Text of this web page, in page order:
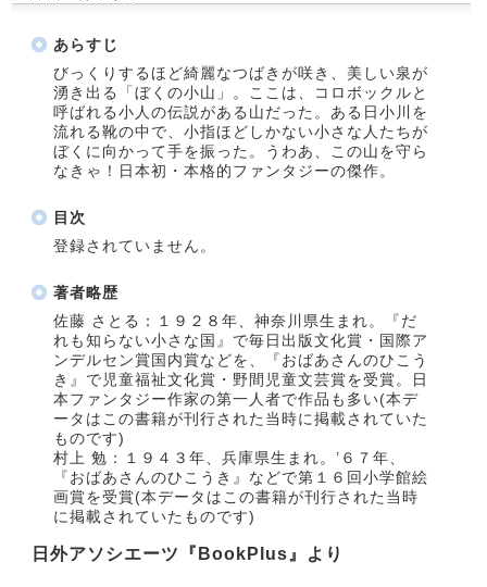
あらすじ
びっくりするほど綺麗なつばきが咲き、美しい泉が
湧き出る「ぼくの小山」。ここは、コロボックルと
呼ばれる小人の伝説がある山だった。ある日小川を
流れる靴の中で、小指ほどしかない小さな人たちが
ぼくに向かって手を振った。うわあ、この山を守ら
なきゃ！日本初・本格的ファンタジーの傑作。
目次
登録されていません。
著者略歴
佐藤 さとる：１９２８年、神奈川県生まれ。『だ
れも知らない小さな国』で毎日出版文化賞・国際ア
ンデルセン賞国内賞などを、『おばあさんのひこう
き』で児童福祉文化賞・野間児童文芸賞を受賞。日
本ファンタジー作家の第一人者で作品も多い(本デ
ータはこの書籍が刊行された当時に掲載されていた
ものです)
村上 勉：１９４３年、兵庫県生まれ。’６７年、
『おばあさんのひこうき』などで第１６回小学館絵
画賞を受賞(本データはこの書籍が刊行された当時
に掲載されていたものです)
日外アソシエーツ『BookPlus』より